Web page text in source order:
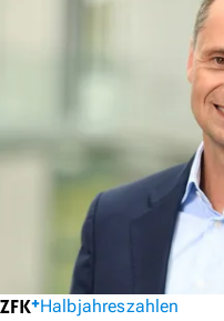
Halbjahreszahlen